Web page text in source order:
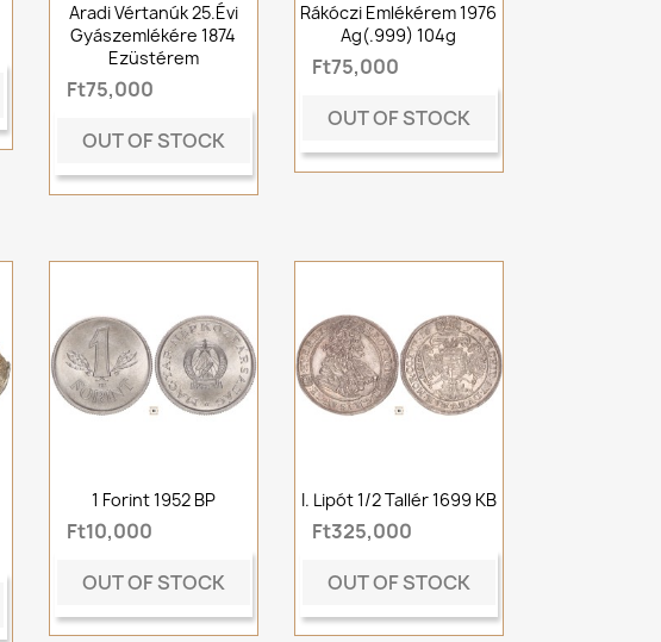
Aradi Vértanúk 25.évi
Gyászemlékére 1874
Ezüstérem
Ft75,000
OUT OF STOCK
Rákóczi Emlékérem 1976
Ag(.999) 104g
Ft75,000
OUT OF STOCK
1 Forint 1952 BP
Ft10,000
OUT OF STOCK
I. Lipót 1/2 Tallér 1699 KB
Ft325,000
OUT OF STOCK